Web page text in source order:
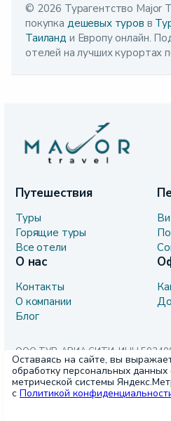
© 2026 Турагентство Major
покупка дешевых туров в
Таиланд и Европу онлайн.
отелей на лучших курортах
Путешествия
Туры
Горящие туры
Все отели
О нас
Контакты
О компании
Блог
ООО ТУР-АВИА СИТИ, ИНН
ОГРН 1085024000632,
обл., г. Красногорск, п. Ильинское-
№25/Mazda, литера 11Б,
Сайт не является публичной
положениями Статьи 437 (2) ГК РФ
Оставаясь на сайте, вы
обработку персональных данных
метрической системы
с Политикой